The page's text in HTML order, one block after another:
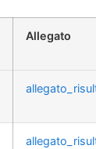
Allegato